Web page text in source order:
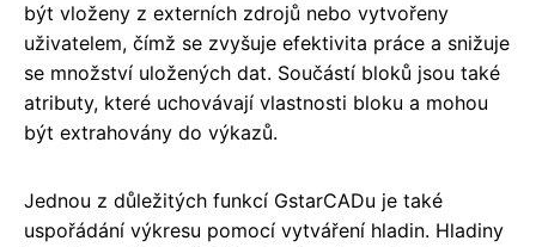
být vloženy z externích zdrojů nebo vytvořeny
uživatelem, čímž se zvyšuje efektivita práce a snižuje
se množství uložených dat. Součástí bloků jsou také
atributy, které uchovávají vlastnosti bloku a mohou
být extrahovány do výkazů.
Jednou z důležitých funkcí GstarCADu je také
uspořádání výkresu pomocí vytváření hladin. Hladiny